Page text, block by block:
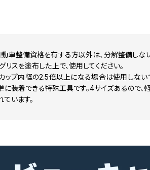
車整備資格を有する方以外は、分解整備しない
スを塗布した上で、使用してください。
ップ内径の2.5倍以上になる場合は使用しない
単に装着できる特殊工具です。4サイズあるので
います。